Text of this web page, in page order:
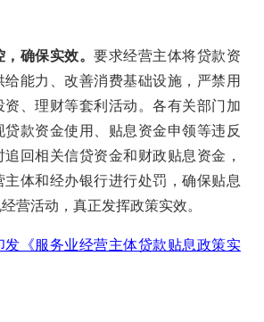
确保实效。要求经营主体将贷款资
能力、改善消费基础设施，严禁用
资、理财等套利活动。各有关部门加
款资金使用、贴息资金申领等违反
回相关信贷资金和财政贴息资金，
体和经办银行进行处罚，确保贴息
营活动，真正发挥政策实效。
发《服务业经营主体贷款贴息政策实